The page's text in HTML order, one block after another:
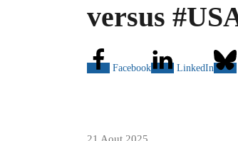
versus
Facebook LinkedIn